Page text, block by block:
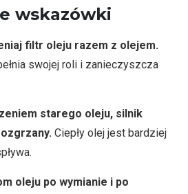
wskazówki
filtr oleju razem z olejem.
swojej roli i zanieczyszcza
starego oleju, silnik
Ciepły olej jest bardziej
oleju po wymianie i po